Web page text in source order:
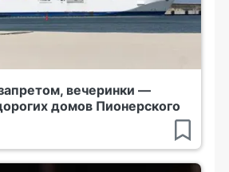
вечеринки —
домов Пионерского